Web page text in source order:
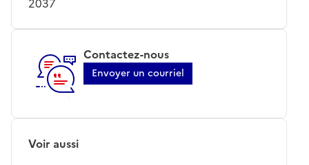
Contactez-nous
Envoyer un courriel
Voir aussi